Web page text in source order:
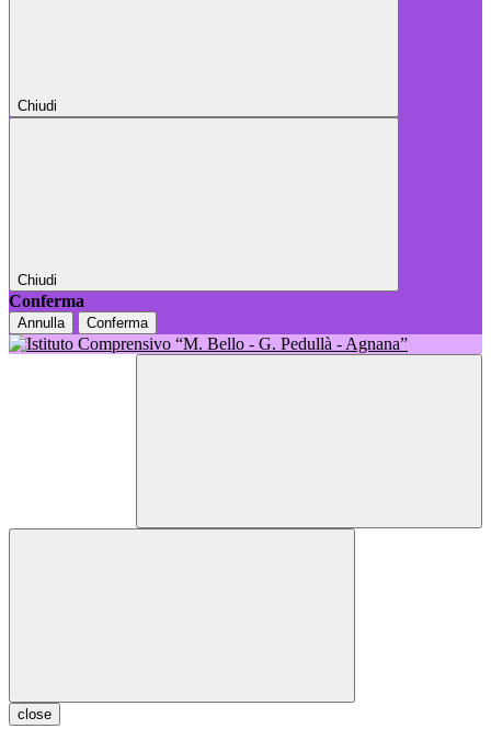
Chiudi
Chiudi
Conferma
Annulla Conferma
close